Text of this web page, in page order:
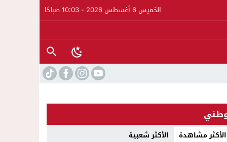
الخميس 6 أغسطس 2026 - 10:03 صباحًا
الأكثر مشاهدة الأكثر شعبية